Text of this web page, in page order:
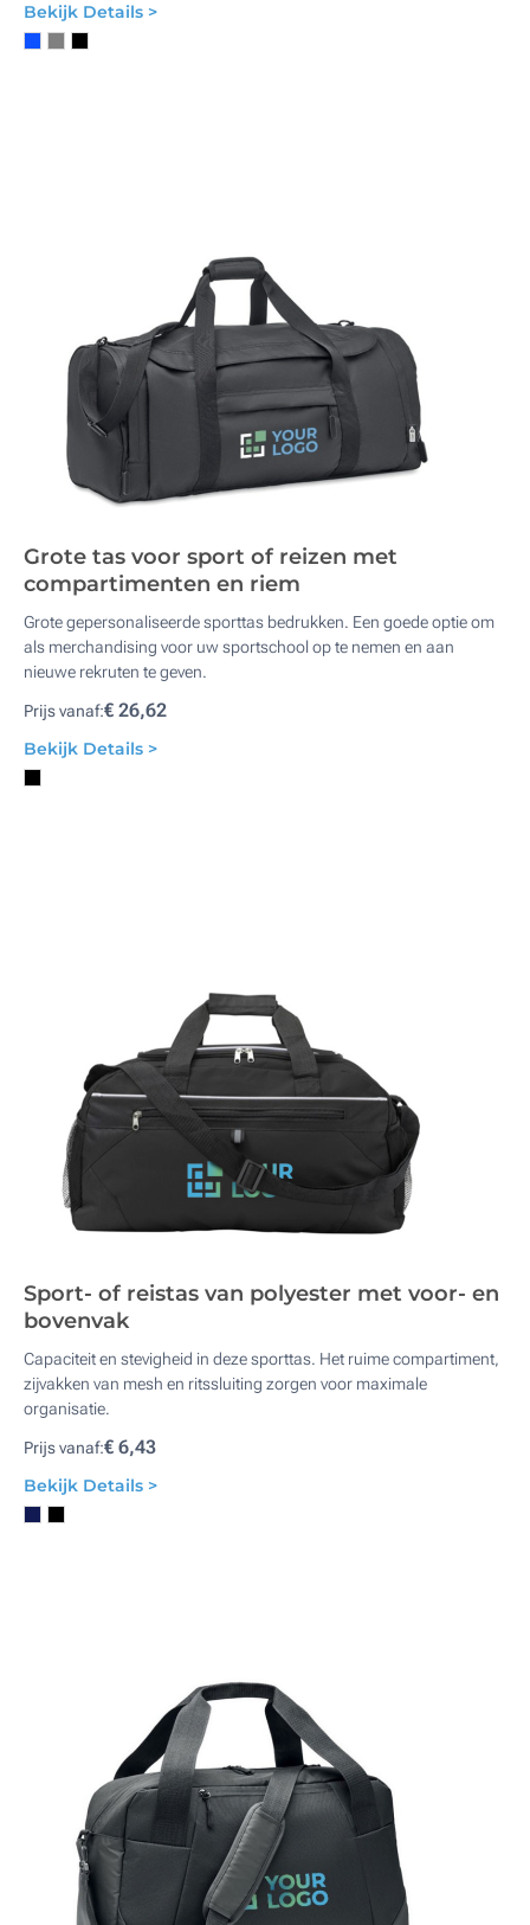
Bekijk Details >
Grote tas voor sport of reizen met
compartimenten en riem
Grote gepersonaliseerde sporttas bedrukken. Een goede optie om
als merchandising voor uw sportschool op te nemen en aan
nieuwe rekruten te geven.
Prijs vanaf:€ 26,62
Bekijk Details >
Sport- of reistas van polyester met voor- en
bovenvak
Capaciteit en stevigheid in deze sporttas. Het ruime compartiment,
zijvakken van mesh en ritssluiting zorgen voor maximale
organisatie.
Prijs vanaf:€ 6,43
Bekijk Details >